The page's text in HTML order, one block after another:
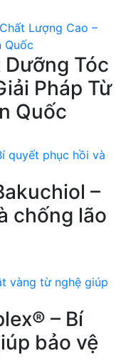
Tóc
Pháp Từ
Quốc
–
chống lão
– Bí
bảo vệ